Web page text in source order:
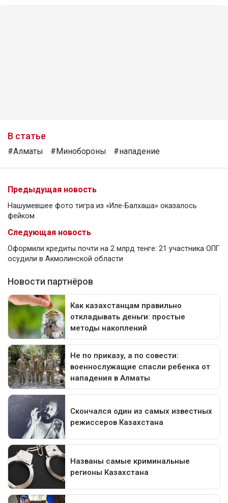
В статье
#Алматы #Минобороны #нападение
Предыдущая новость
Нашумевшее фото тигра из «Иле-Балхаша» оказалось
фейком
Следующая новость
Оформили кредиты почти на 2 млрд тенге: 21 участника ОПГ
осудили в Акмолинской области